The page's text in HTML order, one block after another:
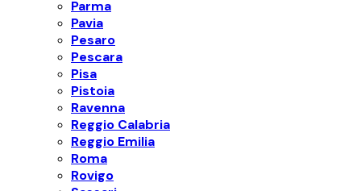
Parma
Pavia
Pesaro
Pescara
Pisa
Pistoia
Ravenna
Reggio Calabria
Reggio Emilia
Roma
Rovigo